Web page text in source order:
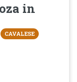
in
CAVALESE